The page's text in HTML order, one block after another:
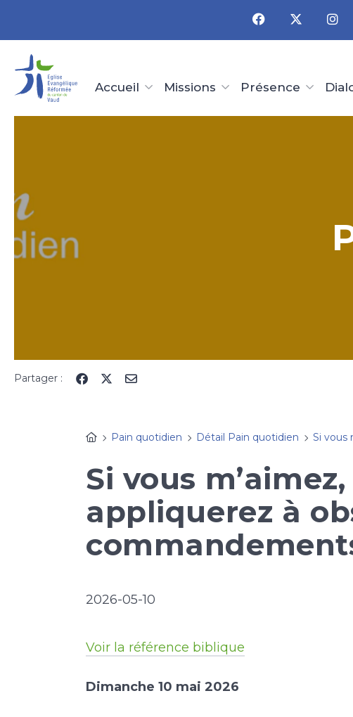
Accueil Missions Présence
Partager :
Pain quotidien Détail Pain quotidien Si vous
Si vous
appliquerez à
2026-05-10
Voir la référence biblique
Dimanche 10 mai 2026